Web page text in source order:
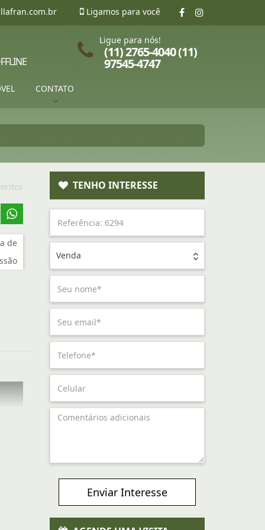
Ligamos para você
CONTATO
Ligue para nós!
(11) 2765-4040 (11)
97545-4747
de
TENHO INTERESSE
Venda
Enviar Interesse